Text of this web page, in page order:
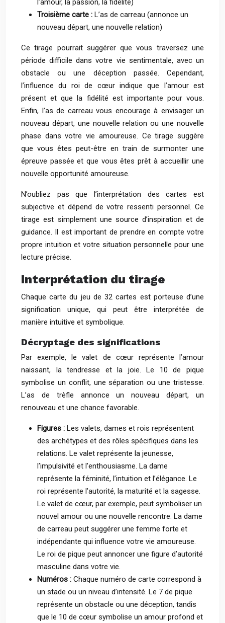
l’amour, la passion, la fidélité)
Troisième carte : L’as de carreau (annonce un
nouveau départ, une nouvelle relation)
Ce tirage pourrait suggérer que vous traversez une
période difficile dans votre vie sentimentale, avec un
obstacle ou une déception passée. Cependant,
l’influence du roi de cœur indique que l’amour est
présent et que la fidélité est importante pour vous.
Enfin, l’as de carreau vous encourage à envisager un
nouveau départ, une nouvelle relation ou une nouvelle
phase dans votre vie amoureuse. Ce tirage suggère
que vous êtes peut-être en train de surmonter une
épreuve passée et que vous êtes prêt à accueillir une
nouvelle opportunité amoureuse.
N’oubliez pas que l’interprétation des cartes est
subjective et dépend de votre ressenti personnel. Ce
tirage est simplement une source d’inspiration et de
guidance. Il est important de prendre en compte votre
propre intuition et votre situation personnelle pour une
lecture précise.
Interprétation du tirage
Chaque carte du jeu de 32 cartes est porteuse d’une
signification unique, qui peut être interprétée de
manière intuitive et symbolique.
Décryptage des significations
Par exemple, le valet de cœur représente l’amour
naissant, la tendresse et la joie. Le 10 de pique
symbolise un conflit, une séparation ou une tristesse.
L’as de trèfle annonce un nouveau départ, un
renouveau et une chance favorable.
Figures : Les valets, dames et rois représentent
des archétypes et des rôles spécifiques dans les
relations. Le valet représente la jeunesse,
l’impulsivité et l’enthousiasme. La dame
représente la féminité, l’intuition et l’élégance. Le
roi représente l’autorité, la maturité et la sagesse.
Le valet de cœur, par exemple, peut symboliser un
nouvel amour ou une nouvelle rencontre. La dame
de carreau peut suggérer une femme forte et
indépendante qui influence votre vie amoureuse.
Le roi de pique peut annoncer une figure d’autorité
masculine dans votre vie.
Numéros : Chaque numéro de carte correspond à
un stade ou un niveau d’intensité. Le 7 de pique
représente un obstacle ou une déception, tandis
que le 10 de cœur symbolise un amour profond et